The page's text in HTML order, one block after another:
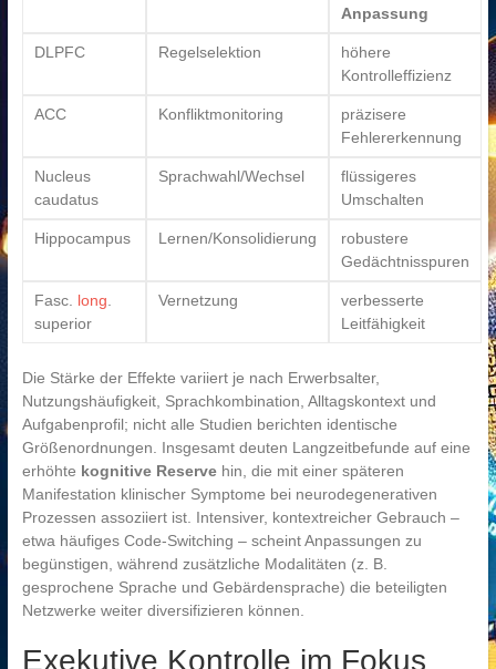
Anpassung
DLPFC Regelselektion
höhere
Kontrolleffizienz
ACC Konfliktmonitoring
präzisere
Fehlererkennung
Nucleus
caudatus
Sprachwahl/Wechsel
flüssigeres
Umschalten
Hippocampus Lernen/Konsolidierung
robustere
Gedächtnisspuren
Fasc. long
superior
Vernetzung
verbesserte
Leitfähigkeit
Die Stärke der Effekte variiert je nach Erwerbsalter,
Nutzungshäufigkeit, Sprachkombination, Alltagskontext und
Aufgabenprofil; nicht alle Studien berichten identische
Größenordnungen. Insgesamt deuten Langzeitbefunde auf eine
erhöhte kognitive Reservehin, die mit einer späteren
Manifestation klinischer Symptome bei neurodegenerativen
Prozessen assoziiert ist. Intensiver, kontextreicher Gebrauch –
etwa häufiges Code-Switching – scheint Anpassungen zu
begünstigen, während zusätzliche Modalitäten (z. B.
gesprochene Sprache und Gebärdensprache) die beteiligten
Netzwerke weiter diversifizieren können.
Exekutive Kontrolle im Fokus